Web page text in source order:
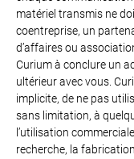
matériel transmis ne
coentreprise, un
d’affaires ou
Curium à conclure un
ultérieur avec vous.
implicite, de ne pas
sans limitation, à
l’utilisation
recherche, la